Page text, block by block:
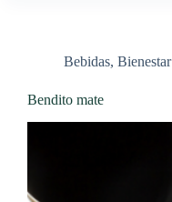
Bebidas, Bienestar
Bendito mate